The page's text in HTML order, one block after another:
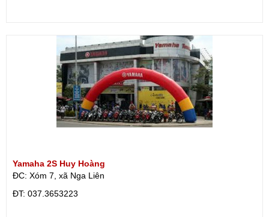
Yamaha 2S Huy Hoàng
ĐC: Xóm 7, xã Nga Liên
ÐT: 037.3653223